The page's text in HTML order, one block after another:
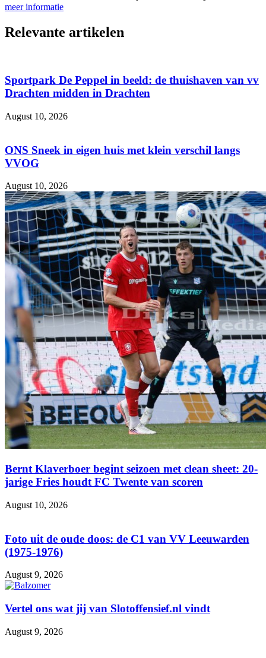
meer informatie
Relevante artikelen
Sportpark De Peppel in beeld: de thuishaven van vv
Drachten midden in Drachten
August 10, 2026
ONS Sneek in eigen huis met klein verschil langs
VVOG
August 10, 2026
Bernt Klaverboer begint seizoen met clean sheet: 20-
jarige Fries houdt FC Twente van scoren
August 10, 2026
Foto uit de oude doos: de C1 van VV Leeuwarden
(1975-1976)
August 9, 2026
Vertel ons wat jij van Slotoffensief.nl vindt
August 9, 2026